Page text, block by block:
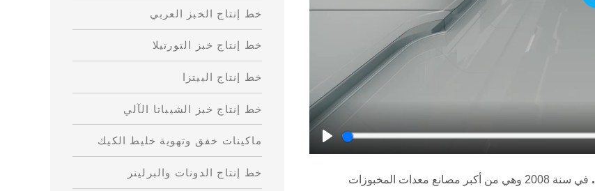
Play
في سنة 2008 وهي من أكبر مصانع معدات المخبوزات
خط إنتاج الخبز العربي
خط إنتاج خبز التورتيلا
خط إنتاج البيتزا
خط إنتاج خبز الشيباتا الآلي
ماكينات خفق وتهوية خليط الكيك
خط إنتاج الدونات والبرلينر